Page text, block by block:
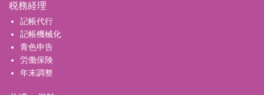
税務経理
記帳代行
記帳機械化
青色申告
労働保険
年末調整